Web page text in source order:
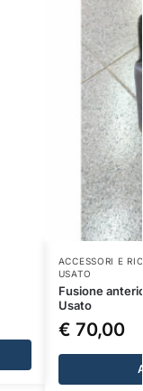
ACCESSORI E
USATO
Fusione
Usato
€ 70,00